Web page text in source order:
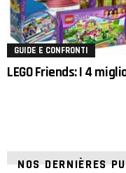
GUIDE E CONFRONTI
LEGO Friends: I 4
NOS DERNIÈRES